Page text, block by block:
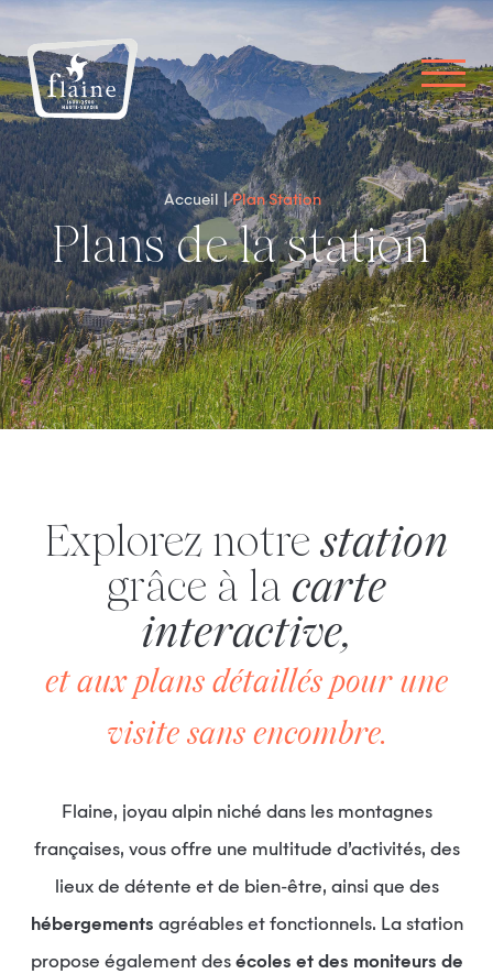
Accueil Plan Station
Plans de la station
Explorez notre station
grâce à la carte
interactive,
et aux plans détaillés pour une
visite sans encombre.
Flaine, joyau alpin niché dans les montagnes
françaises, vous offre une multitude d’activités, des
lieux de détente et de bien-être, ainsi que des
hébergements agréables et fonctionnels. La station
propose également des écoles et des moniteurs de